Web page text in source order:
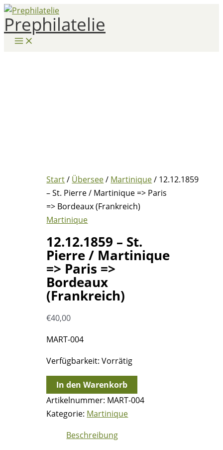
Zum
Inhalt
springen
Prephilatelie
Start/ Übersee/ Martinique/ 12.12.1859
– St. Pierre / Martinique => Paris
=> Bordeaux (Frankreich)
Martinique
12.12.1859 – St.
Pierre / Martinique
=> Paris =>
Bordeaux
(Frankreich)
€40,00
MART-004
Verfügbarkeit: Vorrätig
12.12.1859
-
St.
Pierre
In den Warenkorb
Artikelnummer: MART-004
Kategorie: Martinique
Beschreibung